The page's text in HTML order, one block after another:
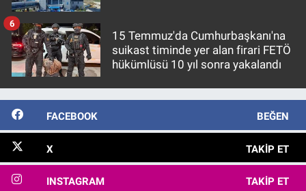
15 Temmuz'da Cumhurbaşkanı'na
suikast timinde yer alan firari FETÖ
hükümlüsü 10 yıl sonra yakalandı
6
FACEBOOK BEĞEN
X TAKIP ET
INSTAGRAM TAKIP ET